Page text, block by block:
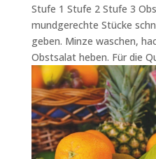
Stufe 1 Stufe 2 Stufe 3
mundgerechte Stücke
geben. Minze waschen,
Obstsalat heben. Für die